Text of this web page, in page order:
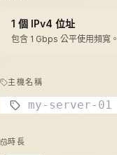
1 個 IPv4 位址
包含 1 Gbps 公平使用頻寬。
主機名稱
時長